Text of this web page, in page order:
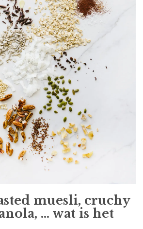
muesli, cruchy
... wat is het